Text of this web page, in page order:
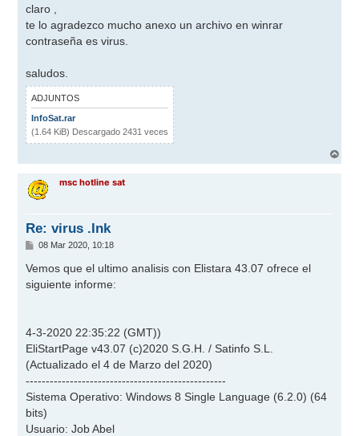
n
s
a
e
claro ,
te lo agradezco mucho anexo un archivo en winrar
contraseña es virus.
saludos.
ADJUNTOS
InfoSat.rar
(1.64 KiB) Descargado 2431 veces
r
msc hotline sat
Re: virus .Ink
M
n
a
08 Mar 2020, 10:18
Vemos que el ultimo analisis con Elistara 43.07 ofrece el
siguiente informe:
4-3-2020 22:35:22 (GMT))
EliStartPage v43.07 (c)2020 S.G.H. / Satinfo S.L.
(Actualizado el 4 de Marzo del 2020)
--------------------------------------------------
Sistema Operativo: Windows 8 Single Language (6.2.0) (64
bits)
Usuario: Job Abel